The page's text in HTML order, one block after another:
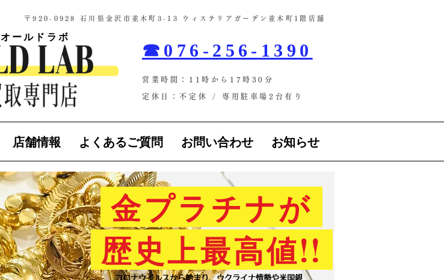
​〒920-0928 石川県金沢市並木町3-13 ウィステリアガーデン並木町1階店舗​
オールドラボ
☎076-256-1390
営業時間：11時から17時30分
定休日：不定休 / ​専用駐車場2台有り
店舗情報 よくあるご質問 お問い合わせ お知らせ
金プラチナが
歴史上最高値!!
コロナウイルスから始まり、ウクライナ情勢や米国銀